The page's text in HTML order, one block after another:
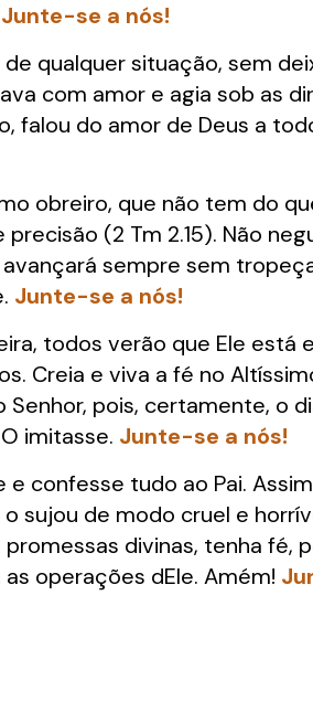
Junte-se a nós!
qualquer situação, sem
com amor e agia sob as
falou do amor de Deus a
obreiro, que não tem do
(2 Tm 2.15). Não
sempre sem
Junte-se a nós!
todos verão que Ele está
Creia e viva a fé no
pois, certamente, o
imitasse. Junte-se a nós!
confesse tudo ao Pai.
de modo cruel e
divinas, tenha fé,
as operações dEle. Amém!